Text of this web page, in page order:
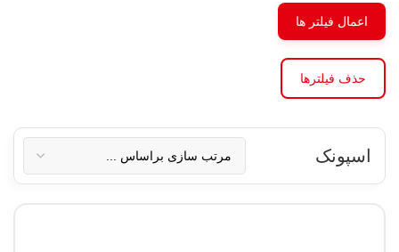
اعمال فیلتر ها
حذف فیلترها
اسپونک